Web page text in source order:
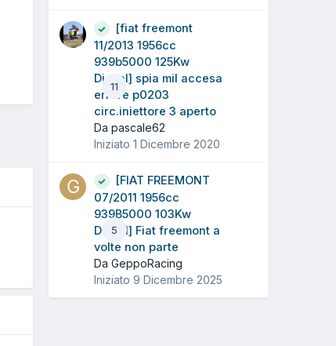
11
[fiat freemont
11/2013 1956cc
939b5000 125Kw
Diesel] spia mil accesa
errore p0203
circ.iniettore 3 aperto
Da pascale62
Iniziato 1 Dicembre 2020
5
[FIAT FREEMONT
07/2011 1956cc
939B5000 103Kw
Diesel] Fiat freemont a
volte non parte
Da GeppoRacing
Iniziato 9 Dicembre 2025